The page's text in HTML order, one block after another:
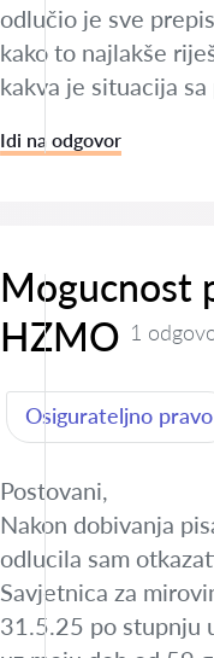
odlučio je sve
kako to najlakše
kakva je situacija
Idi na odgovor
Mogucnost
HZMO 1
Osigurateljno pravo
Postovani,
Nakon dobivanja
odlucila sam
Savjetnica za
31.5.25 po stupnju